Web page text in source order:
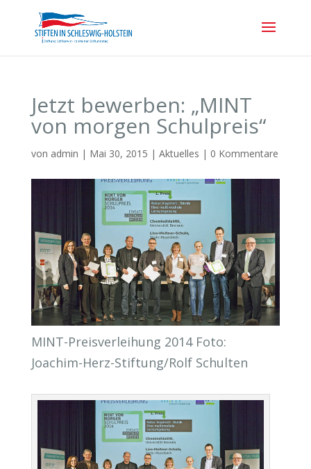
Jetzt bewerben: „MINT
von morgen Schulpreis“
von admin | Mai 30, 2015 | Aktuelles | 0 Kommentare
MINT-Preisverleihung 2014 Foto:
Joachim-Herz-Stiftung/Rolf Schulten